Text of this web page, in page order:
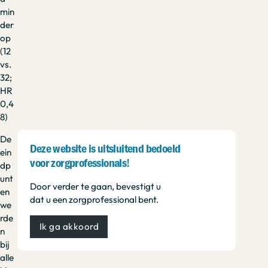
min
der
op
(12
vs.
32;
HR
0,4
8)
De
ein
dp
unt
en
we
rde
n
bij
alle
Deze website is uitsluitend bedoeld
voor zorgprofessionals!
Door verder te gaan, bevestigt u
dat u een zorgprofessional bent.
Ik ga akkoord